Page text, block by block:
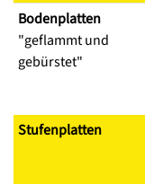
Bodenplatten
"geflammt und
gebürstet"
Stufenplatten